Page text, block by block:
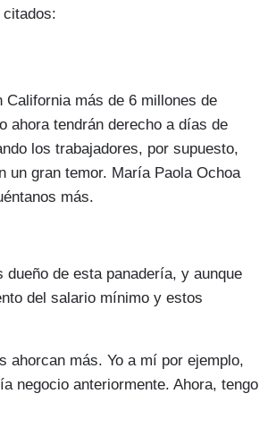
California más de 6 millones de
ahora tendrán derecho a días de
los trabajadores, por supuesto,
un gran temor. María Paola Ochoa
más.
dueño de esta panadería, y aunque
del salario mínimo y estos
ahorcan más. Yo a mí por ejemplo,
negocio anteriormente. Ahora, tengo